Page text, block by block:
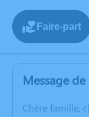
Faire-part
Message
Chère famille,